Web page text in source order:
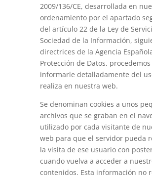
2009/136/CE, desarrollada en
ordenamiento por el apartado
del artículo 22 de la Ley de
Sociedad de la Información,
directrices de la Agencia
Protección de Datos, procedemos
informarle detalladamente del
realiza en nuestra web.
Se denominan cookies a unos
archivos que se graban en el
utilizado por cada visitante de
web para que el servidor pueda
la visita de ese usuario con
cuando vuelva a acceder a
contenidos. Esta información no